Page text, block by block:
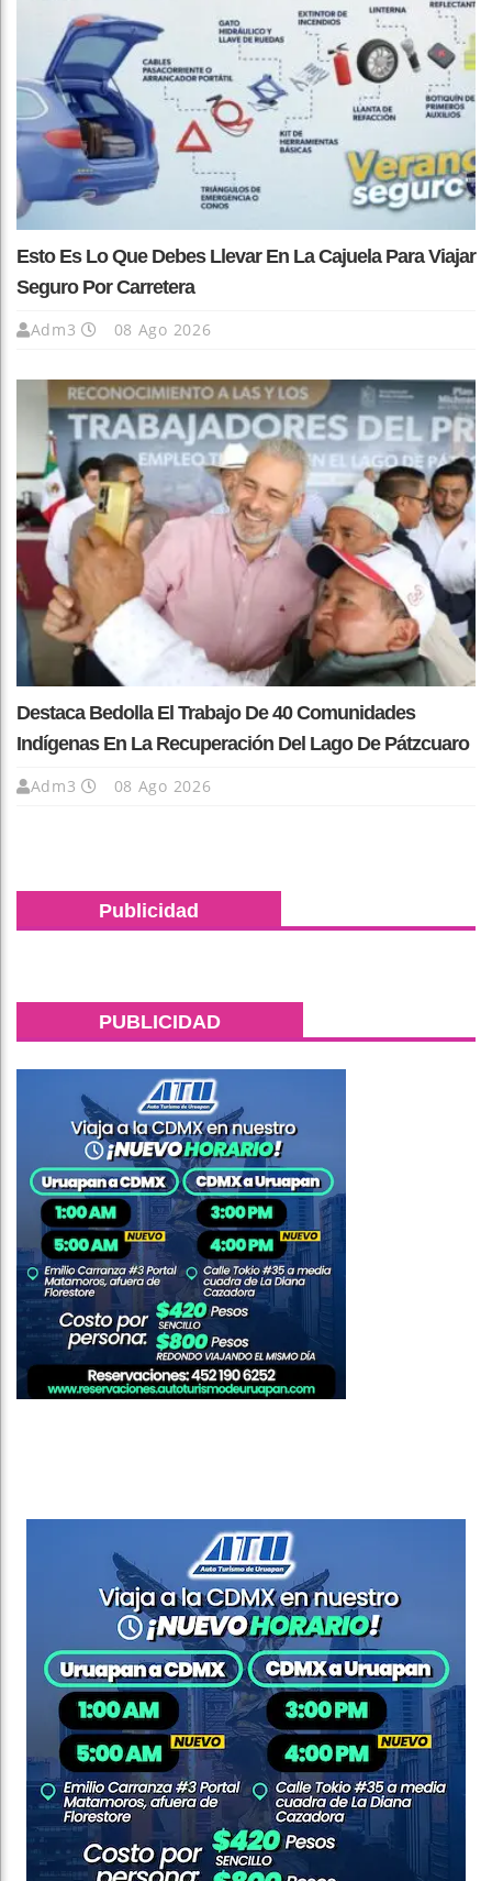
Esto Es Lo Que Debes Llevar En La Cajuela Para Viajar
Seguro Por Carretera
Adm3 08 Ago 2026
Destaca Bedolla El Trabajo De 40 Comunidades
Indígenas En La Recuperación Del Lago De Pátzcuaro
Adm3 08 Ago 2026
Publicidad
PUBLICIDAD